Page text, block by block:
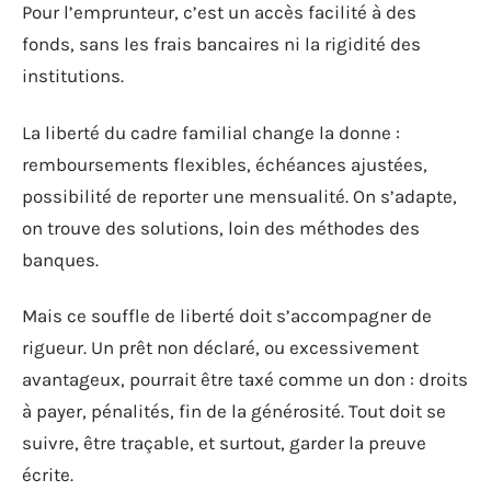
Pour l’emprunteur, c’est un accès facilité à des
fonds, sans les frais bancaires ni la rigidité des
institutions.
La liberté du cadre familial change la donne :
remboursements flexibles, échéances ajustées,
possibilité de reporter une mensualité. On s’adapte,
on trouve des solutions, loin des méthodes des
banques.
Mais ce souffle de liberté doit s’accompagner de
rigueur. Un prêt non déclaré, ou excessivement
avantageux, pourrait être taxé comme un don : droits
à payer, pénalités, fin de la générosité. Tout doit se
suivre, être traçable, et surtout, garder la preuve
écrite.